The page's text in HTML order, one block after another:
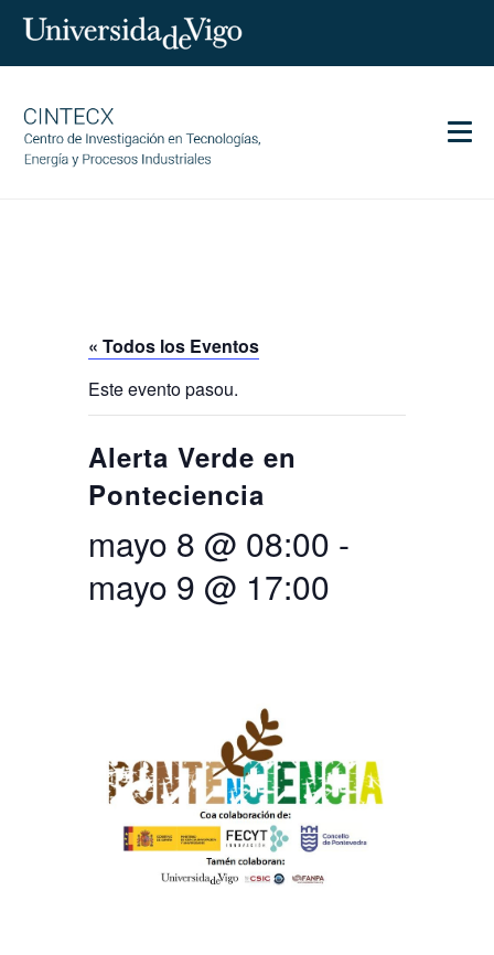
Servicios
Comunicación
Igualdad
Search
Buscar
por:
BUSCARTwitterInstagram
Youtube
« Todos los Eventos
Este evento pasou.
Alerta Verde en
Ponteciencia
mayo 8 @ 08:00 -
mayo 9 @ 17:00